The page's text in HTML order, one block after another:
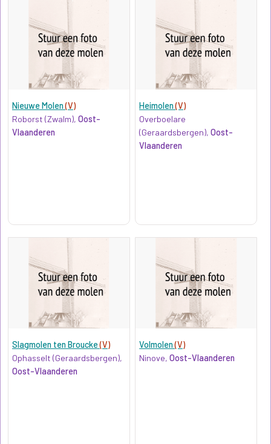
Nieuwe Molen(V)
Roborst (Zwalm), Oost-
Vlaanderen
Heimolen(V)
Overboelare
(Geraardsbergen),Oost-
Vlaanderen
Slagmolen ten Broucke(V)
Ophasselt (Geraardsbergen),
Oost-Vlaanderen
Volmolen(V)
Ninove,Oost-Vlaanderen